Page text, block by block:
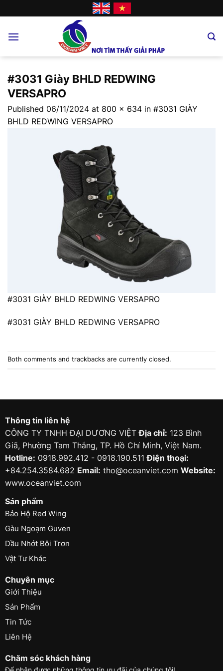
to
#3031 Giày BHLD REDWING
VERSAPRO
Published 06/11/2024 at 800 × 634 in #3031 GIÀY
BHLD REDWING VERSAPRO
#3031 GIÀY BHLD REDWING VERSAPRO
#3031 GIÀY BHLD REDWING VERSAPRO
Both comments and trackbacks are currently closed.
Thông tin liên hệ
CÔNG TY TNHH ĐẠI DƯƠNG VIỆTĐịa chỉ: 123 Bình
Giã, Phường Tam Thắng, TP. Hồ Chí Minh, Việt Nam.
Hotline: 0918.992.412 - 0918.190.511Điện thoại:
+84.254.3584.682 Email: tho@oceanviet.com Website:
www.oceanviet.com
Sản phẩm
Bảo Hộ Red Wing
Gàu Ngoạm Guven
Dầu Nhớt Bôi Trơn
Vật Tư Khác
Chuyên mục
Giới Thiệu
Sản Phẩm
Tin Tức
Liên Hệ
Chăm sóc khách hàng